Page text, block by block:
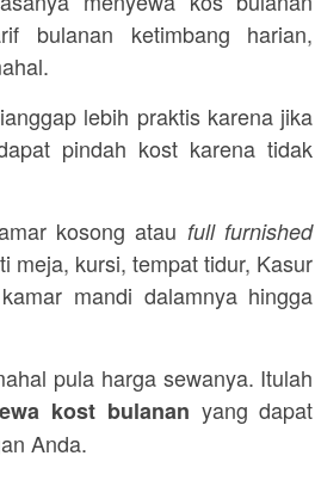
bulanan ketimbang harian,
lebih praktis karena jika
pindah kost karena tidak
kosong atau full furnished
meja, kursi, tempat tidur, Kasur
mandi dalamnya hingga
pula harga sewanya. Itulah
kost bulanan yang dapat
Anda.